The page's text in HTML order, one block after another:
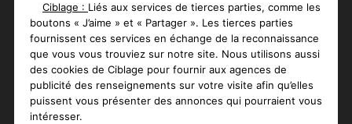
Ciblage : Liés aux services de tierces parties, comme les
boutons « J’aime » et « Partager ». Les tierces parties
fournissent ces services en échange de la reconnaissance
que vous vous trouviez sur notre site. Nous utilisons aussi
des cookies de Ciblage pour fournir aux agences de
publicité des renseignements sur votre visite afin qu’elles
puissent vous présenter des annonces qui pourraient vous
intéresser.